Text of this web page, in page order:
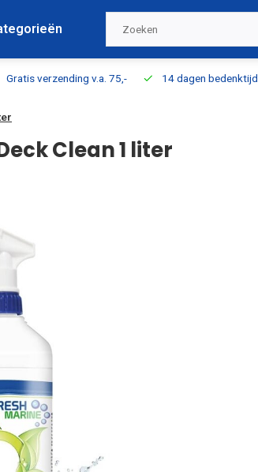
Gratis verzending v.a. 75,- 14 dagen bedenktijd
Clean 1 liter